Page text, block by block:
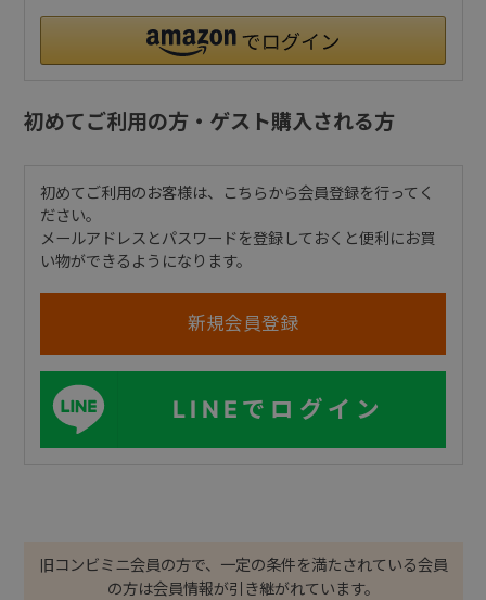
初めてご利用の方・ゲスト購入される方
初めてご利用のお客様は、こちらから会員登録を行ってく
ださい。
メールアドレスとパスワードを登録しておくと便利にお買
い物ができるようになります。
LINEでログイン
旧コンビミニ会員の方で、一定の条件を満たされている会員
の方は会員情報が引き継がれています。